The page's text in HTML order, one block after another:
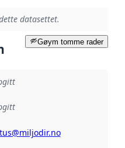
datasettet.
Gøym tomme rader